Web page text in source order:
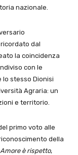
nazionale.
dal
la coincidenza
con le
lo stesso Dionisi
Agraria: un
e territorio.
primo voto alle
della
Amore è rispetto,